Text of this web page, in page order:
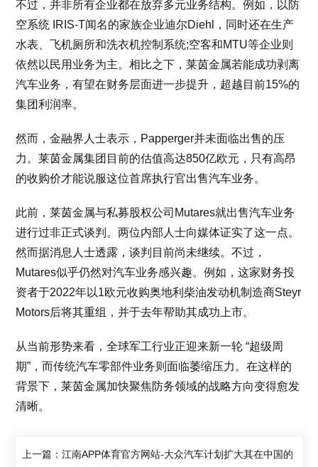
不过，并非所有企业都在放弃多元业务结构。例如，以防
空系统 IRIS-T闻名的家族企业迪尔Diehl，同时还在生产
水表、飞机厕所和洗衣机控制系统;空客和MTU等企业则
依然以民用业务为主。相比之下，莱茵金属若能成功剥离
汽车业务，有望在财务层面进一步提升，超越目前15%的
集团利润率。
然而，金融界人士表示，Papperger并未面临出售的压
力。莱茵金属集团目前的估值高达850亿欧元，只有高昂
的收购价才能说服这位首席执行官出售汽车业务。
此前，莱茵金属与私募股权公司Mutares就出售汽车业务
进行过非正式谈判。两位内部人士向媒体证实了这一点。
然而据消息人士透露，谈判目前尚未继续。不过，
Mutares似乎仍然对汽车业务感兴趣。例如，这家财务投
资者于2022年以1欧元收购奥地利柴油发动机制造商Steyr
Motors后将其重组，并于去年帮助其成功上市。
从当前形势来看，全球军工行业正迎来新一轮 “超级周
期”，而传统汽车零部件业务则面临萎缩压力。在这样的
背景下，莱茵金属加快聚焦防务领域的战略方向变得愈发
清晰。
上一篇：江南APP体育官方网站-大众汽车计划扩大其在中国的